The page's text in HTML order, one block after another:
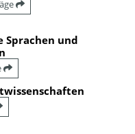
Sprachen und